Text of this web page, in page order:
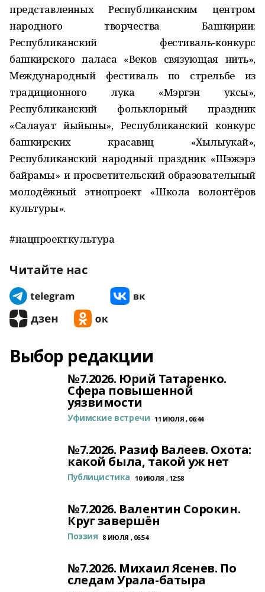
представленных Республиканским центром
народного творчества Башкирии:
Республиканский фестиваль-конкурс
башкирского паласа «Веков связующая нить»,
Международный фестиваль по стрельбе из
традиционного лука «Мэргэн уксы»,
Республиканский фольклорный праздник
«Салауат йыйыны», Республиканский конкурс
башкирских красавиц «Хылыукай»,
Республиканский народный праздник «Шэжэрэ
байрамы» и просветительский образовательный
молодёжный этнопроект «Школа волонтёров
культуры».
#нацпроекткультура
Читайте нас
Выбор редакции
№7.2026. Юрий Татаренко.
Сфера повышенной
уязвимости
Уфимские встречи 11 ИЮЛЯ , 06:44
№7.2026. Разиф Валеев. Охота:
какой была, такой уж нет
Публицистика 10 ИЮЛЯ , 12:58
№7.2026. Валентин Сорокин.
Круг завершён
Поэзия 8 ИЮЛЯ , 06:54
№7.2026. Михаил Ясенев. По
следам Урала-батыра